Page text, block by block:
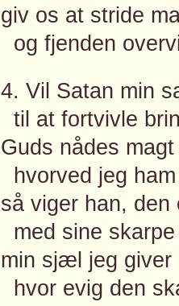
giv os at stride
og fjenden
4. Vil Satan min
til at fortvivle
Guds nådes
hvorved jeg
så viger han, den
med sine
min sjæl jeg giver
hvor evig den